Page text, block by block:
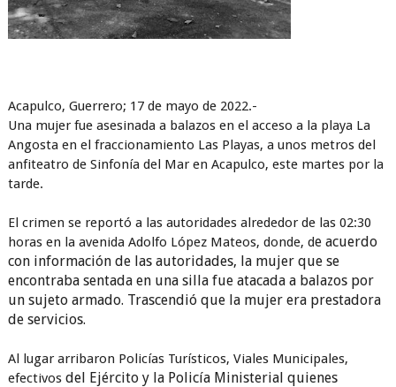
Acapulco, Guerrero; 17 de mayo de 2022.-
Una mujer fue asesinada a balazos en el acceso a la playa La
Angosta en el fraccionamiento Las Playas, a unos metros del
anfiteatro de Sinfonía del Mar en Acapulco, este martes por la
tarde.
El crimen se reportó a las autoridades alrededor de las 02:30
horas en la avenida Adolfo López Mateos, donde, de acuerdo
con información de las autoridades, la mujer que se
encontraba sentada en una silla fue atacada a balazos por
un sujeto armado. Trascendió que la mujer era prestadora
de servicios.
Al lugar arribaron Policías Turísticos, Viales Municipales,
efectivos del Ejército y la Policía Ministerial quienes